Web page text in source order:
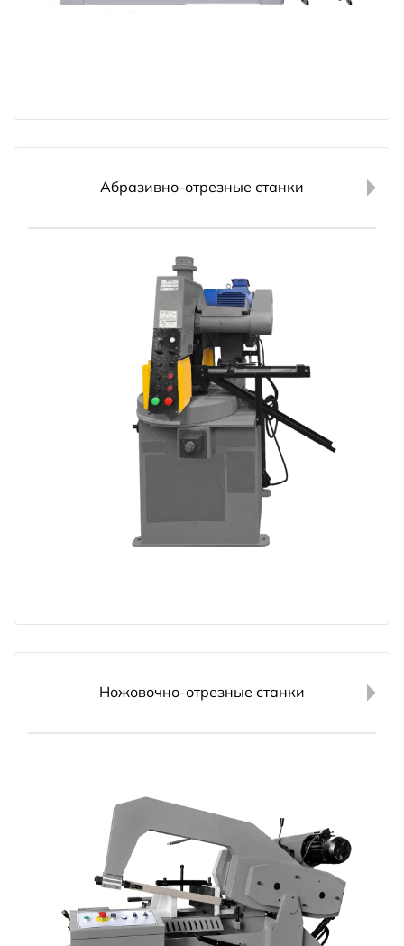
Абразивно-отрезные станки
Ножовочно-отрезные станки